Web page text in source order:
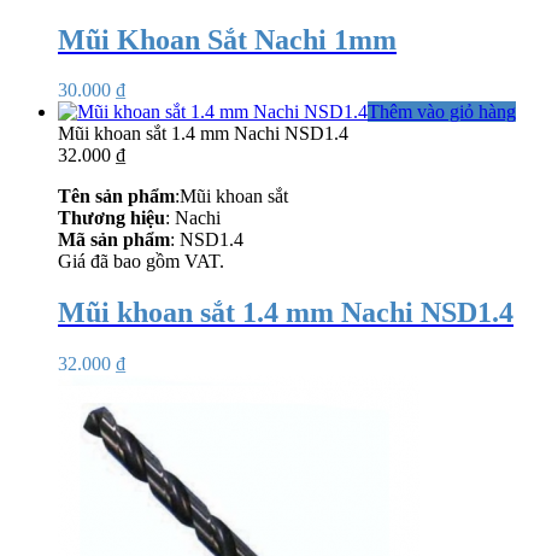
Mũi Khoan Sắt Nachi 1mm
30.000 ₫
Thêm vào giỏ hàng
Mũi khoan sắt 1.4 mm Nachi NSD1.4
32.000 ₫
Tên sản phẩm:Mũi khoan sắt
Thương hiệu: Nachi
Mã sản phẩm: NSD1.4
Giá đã bao gồm VAT.
Mũi khoan sắt 1.4 mm Nachi NSD1.4
32.000 ₫